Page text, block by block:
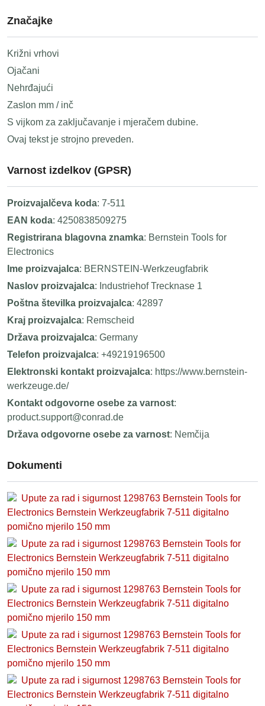
Značajke
Križni vrhovi
Ojačani
Nehrđajući
Zaslon mm / inč
S vijkom za zaključavanje i mjeračem dubine.
Ovaj tekst je strojno preveden.
Varnost izdelkov (GPSR)
Proizvajalčeva koda: 7-511
EAN koda: 4250838509275
Registrirana blagovna znamka: Bernstein Tools for
Electronics
Ime proizvajalca: BERNSTEIN-Werkzeugfabrik
Naslov proizvajalca: Industriehof Trecknase 1
Poštna številka proizvajalca: 42897
Kraj proizvajalca: Remscheid
Država proizvajalca: Germany
Telefon proizvajalca: +49219196500
Elektronski kontakt proizvajalca: https://www.bernstein-
werkzeuge.de/
Kontakt odgovorne osebe za varnost:
product.support@conrad.de
Država odgovorne osebe za varnost: Nemčija
Dokumenti
Upute za rad i sigurnost 1298763 Bernstein Tools for
Electronics Bernstein Werkzeugfabrik 7-511 digitalno
pomično mjerilo 150 mm
Upute za rad i sigurnost 1298763 Bernstein Tools for
Electronics Bernstein Werkzeugfabrik 7-511 digitalno
pomično mjerilo 150 mm
Upute za rad i sigurnost 1298763 Bernstein Tools for
Electronics Bernstein Werkzeugfabrik 7-511 digitalno
pomično mjerilo 150 mm
Upute za rad i sigurnost 1298763 Bernstein Tools for
Electronics Bernstein Werkzeugfabrik 7-511 digitalno
pomično mjerilo 150 mm
Upute za rad i sigurnost 1298763 Bernstein Tools for
Electronics Bernstein Werkzeugfabrik 7-511 digitalno